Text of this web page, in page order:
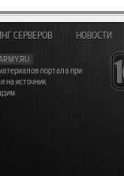
СЕРВЕРОВ НОВОСТИ
портала при
на источник